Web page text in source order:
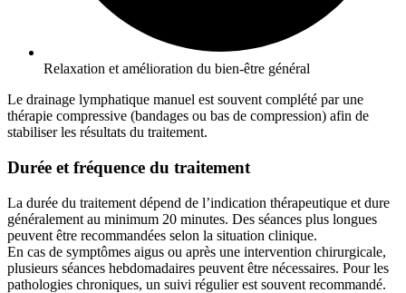
Relaxation et amélioration du bien-être général
Le drainage lymphatique manuel est souvent complété par une
thérapie compressive (bandages ou bas de compression) afin de
stabiliser les résultats du traitement.
Durée et fréquence du traitement
La durée du traitement dépend de l’indication thérapeutique et dure
généralement au minimum 20 minutes. Des séances plus longues
peuvent être recommandées selon la situation clinique.
En cas de symptômes aigus ou après une intervention chirurgicale,
plusieurs séances hebdomadaires peuvent être nécessaires. Pour les
pathologies chroniques, un suivi régulier est souvent recommandé.